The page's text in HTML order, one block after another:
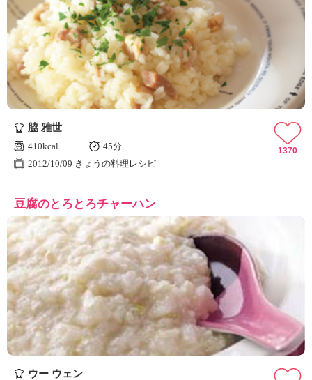
脇 雅世
410kcal
45分
2012/10/09 きょうの料理レシピ
1370
豆腐のとろとろチャーハン
ウー ウェン